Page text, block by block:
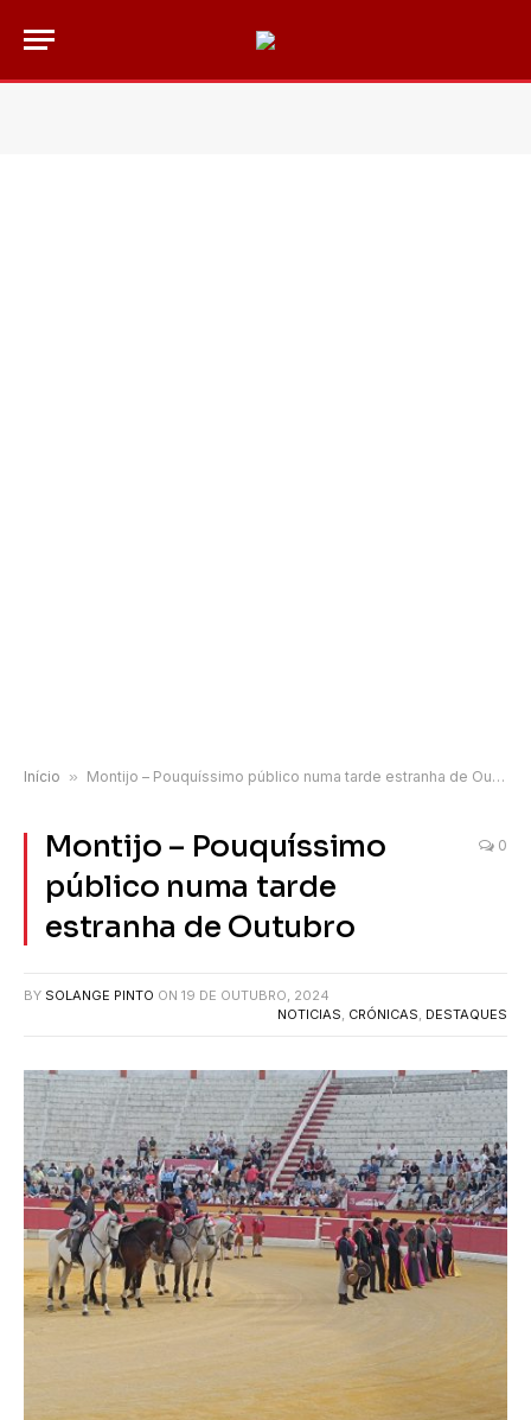
Início » Montijo – Pouquíssimo público numa tarde estranha de Outubro
Montijo – Pouquíssimo
público numa tarde
estranha de Outubro
0
BY SOLANGE PINTO ON 19 DE OUTUBRO, 2024
NOTICIAS, CRÓNICAS, DESTAQUES